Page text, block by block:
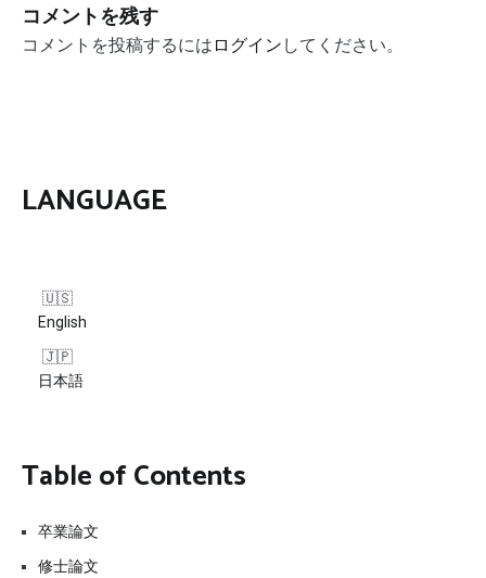
ビ
ゲ
ョ
ン
コメントを残す
コメントを投稿するには ログイン してください。
LANGUAGE
English
日本語
Table of Contents
卒業論文
修士論文